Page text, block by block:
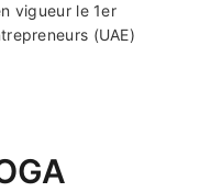
vigueur le 1er
(UAE)